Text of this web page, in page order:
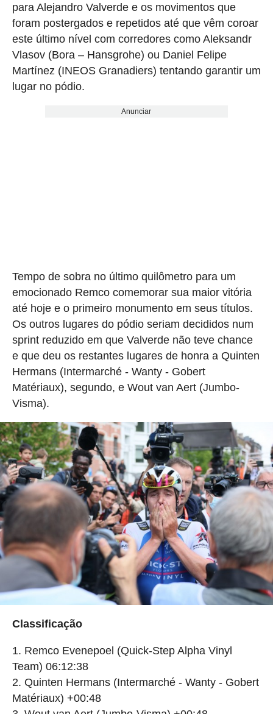
para Alejandro Valverde e os movimentos que
foram postergados e repetidos até que vêm coroar
este último nível com corredores como Aleksandr
Vlasov (Bora – Hansgrohe) ou Daniel Felipe
Martínez (INEOS Granadiers) tentando garantir um
lugar no pódio.
Anunciar
Tempo de sobra no último quilômetro para um
emocionado Remco comemorar sua maior vitória
até hoje e o primeiro monumento em seus títulos.
Os outros lugares do pódio seriam decididos num
sprint reduzido em que Valverde não teve chance
e que deu os restantes lugares de honra a Quinten
Hermans (Intermarché - Wanty - Gobert
Matériaux), segundo, e Wout van Aert (Jumbo-
Visma).
Classificação
Remco Evenepoel (Quick-Step Alpha Vinyl
Team) 06:12:38
Quinten Hermans (Intermarché - Wanty - Gobert
Matériaux) +00:48